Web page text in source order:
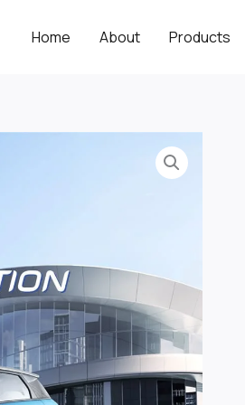
Home About Products